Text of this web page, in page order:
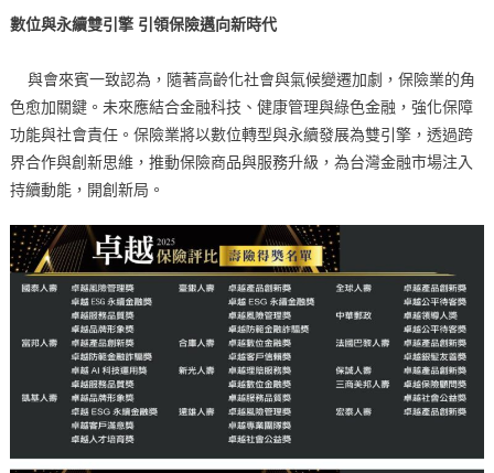
數位與永續雙引擎 引領保險邁向新時代
與會來賓一致認為，隨著高齡化社會與氣候變遷加劇，保險業的角
色愈加關鍵。未來應結合金融科技、健康管理與綠色金融，強化保障
功能與社會責任。保險業將以數位轉型與永續發展為雙引擎，透過跨
界合作與創新思維，推動保險商品與服務升級，為台灣金融市場注入
持續動能，開創新局。